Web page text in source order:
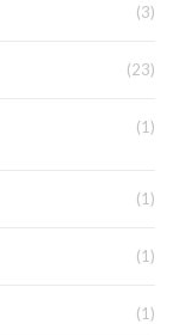
(3)
(23)
(1)
(1)
(1)
(1)